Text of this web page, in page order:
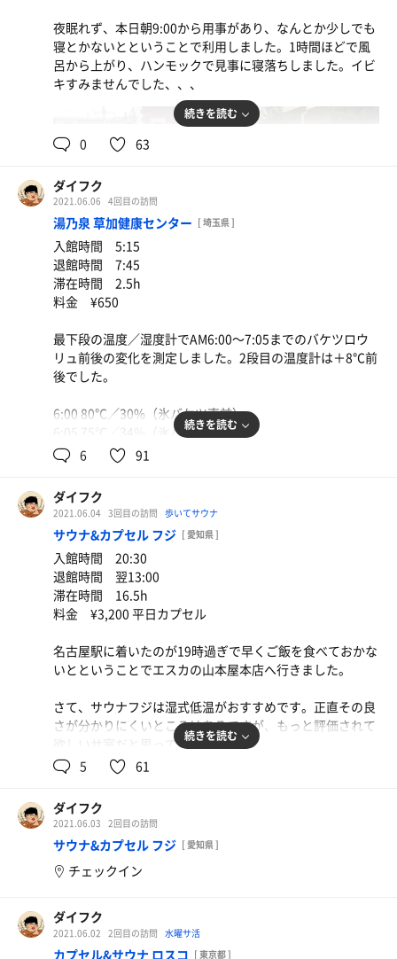
来たいと思います。
夜、帰宅して父の日だったことを知りました。
夜眠れず、本日朝9:00から用事があり、なんとか少しでも
寝とかないとということで利用しました。1時間ほどで風
呂から上がり、ハンモックで見事に寝落ちしました。イビ
キすみませんでした、、、
続きを読む
0 63
ダイフク
2021.06.06 4回目の訪問
湯乃泉 草加健康センター [ 埼玉県 ]
入館時間 5:15
退館時間 7:45
滞在時間 2.5h
料金 ¥650
最下段の温度／湿度計でAM6:00〜7:05までのバケツロウ
リュ前後の変化を測定しました。2段目の温度計は＋8℃前
後でした。
6:00 80℃／30%（氷バケツ直前）
6:05 75℃／34%（氷バケツ直後）
6:10 76℃／34%
6:20 78℃／34%
6:30 80℃／34%（氷バケツ直前）
6:35 77℃／35%（氷バケツ直後）
6:40 78℃／34%
6:50 80℃／34%
7:00 80℃／34%（氷バケツ直前）
7:05 77℃／34%（氷バケツ直後）
続きを読む
6 91
ダイフク
2021.06.04 3回目の訪問 歩いてサウナ
サウナ&カプセル フジ [ 愛知県 ]
入館時間 20:30
退館時間 翌13:00
滞在時間 16.5h
料金 ¥3,200 平日カプセル
名古屋駅に着いたのが19時過ぎで早くご飯を食べておかな
いとということでエスカの山本屋本店へ行きました。
さて、サウナフジは湿式低温がおすすめです。正直その良
さが分かりにくいところはあるですが、もっと評価されて
欲しいサ室だと思っております。
ーとスチームジェネレーターの3つから構成されていて、
対流と遠赤と蒸気がそれぞれ細かくセッティングされてい
ます。
そのおかげで55℃低温設定にもかかわらず、気がつけば大
サウナです。この絶妙なセッティングは玄人の仕業に違い
ないです。
続きを読む
5 61
ダイフク
2021.06.03 2回目の訪問
サウナ&カプセル フジ [ 愛知県 ]
チェックイン
ダイフク
2021.06.02 2回目の訪問 水曜サ活
カプセル&サウナ ロスコ [ 東京都 ]